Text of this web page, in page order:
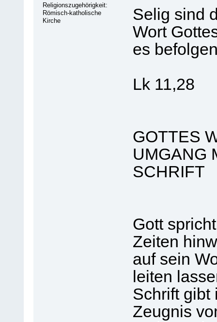
Religionszugehörigkeit:
Römisch-katholische
Kirche
Selig sind
Wort
es
Lk 11,28
GOTTES
UMGANG
SCHRIFT
Gott
Zeiten
auf sein
leiten
Schrift gibt
Zeugnis